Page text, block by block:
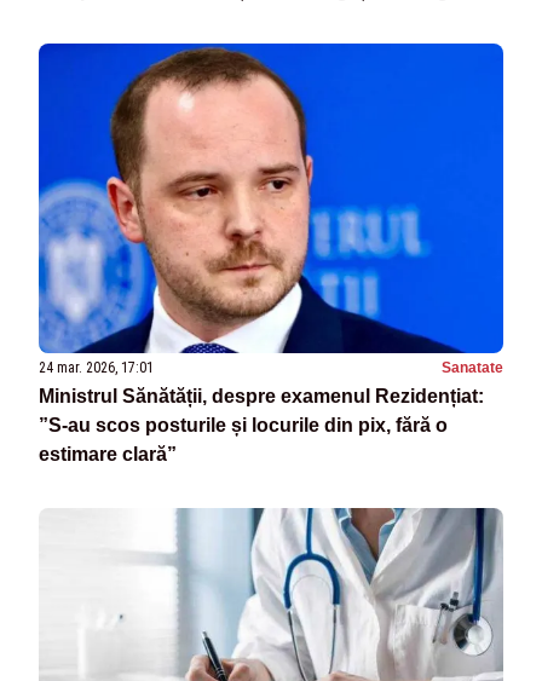
24 mar. 2026, 17:01 Sanatate
Ministrul Sănătății, despre examenul Rezidențiat:
”S-au scos posturile și locurile din pix, fără o
estimare clară”